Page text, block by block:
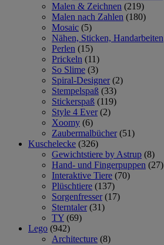
Malen & Zeichnen (219)
Malen nach Zahlen (180)
Mosaic (5)
Nähen, Sticken, Handarbeiten
Perlen (15)
Prickeln (11)
So Slime (3)
Spiral-Designer (2)
Stempelspaß (33)
Stickerspaß (119)
Style 4 Ever (2)
Xoomy (6)
Zaubermalbücher (51)
Kuschelecke (326)
Gewichtstiere by Astrup (8)
Hand- und Fingerpuppen (27)
Interaktive Tiere (70)
Plüschtiere (137)
Sorgenfresser (17)
Sterntaler (31)
TY (69)
Lego (942)
Architecture (8)